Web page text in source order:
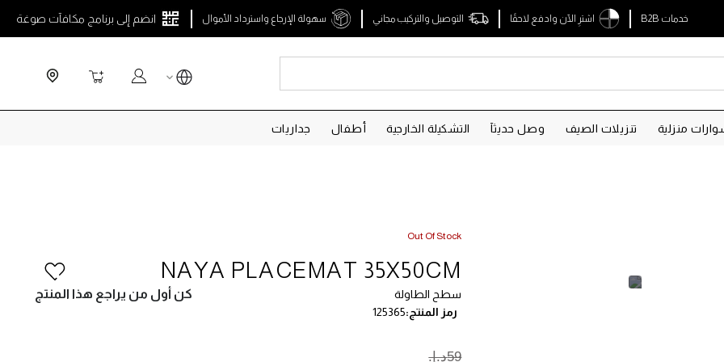
خدمات B2B اشترِ الآن وادفع لاحقًا التوصيل والتركيب مجاني سهولة الإرجاع واسترداد الأموال انضم إلى برنامج مكافآت صوغة
سلة التسوق
منزلية تنزيلات الصيف وصل حديثآ التشكيلة الخارجية أطفال جداريات
Out Of Stock
NAYA PLACEMAT 35X50CM
سطح الطاولة كن أول من يراجع هذا المنتج
رمز المنتج 125365
59د.إ.‏